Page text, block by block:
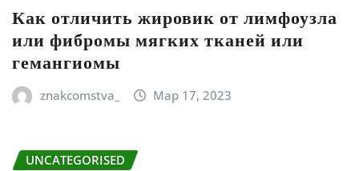
Как отличить жировик от лимфоузла
или фибромы мягких тканей или
гемангиомы
znakcomstva_ Мар 17, 2023
UNCATEGORISED